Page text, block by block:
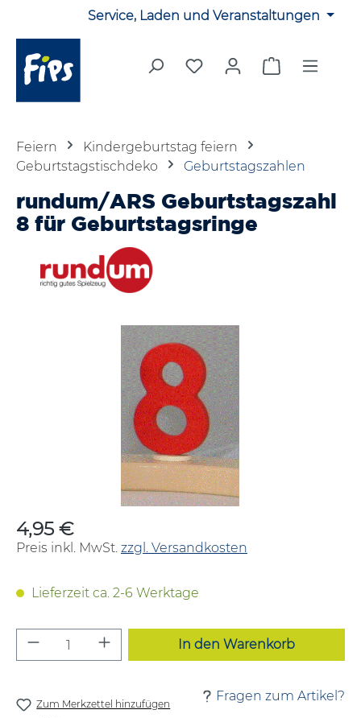
Zum Hauptinhalt springenService, Laden und Veranstaltungen
Du hast 0 Produkte auf
Warenkorb
Feiern
Kindergeburtstag feiern
Geburtstagstischdeko
Geburtstagszahlen
rundum/ARS Geburtstagszahl
8 für Geburtstagsringe
Bildergalerie überspringen
Regulärer Preis:
4,95 €
Preis inkl. MwSt. zzgl. Versandkosten
Lieferzeit ca. 2-6 Werktage
Produkt Anzahl: Gib den
In den Warenkorb
Zum Merkzettel hinzufügen
Fragen zum Artikel?